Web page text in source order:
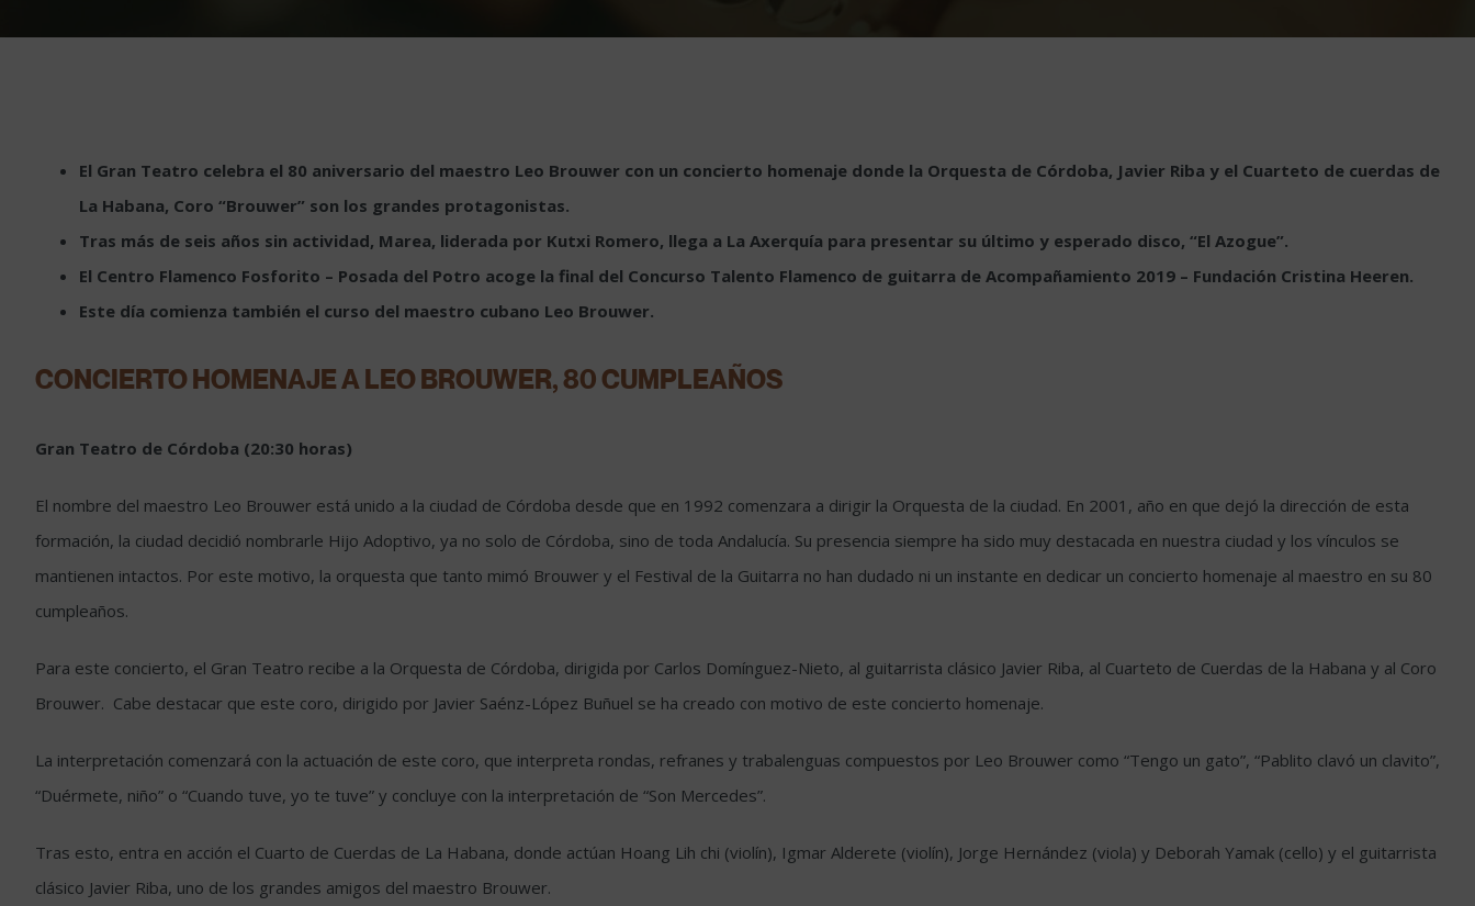
El Gran Teatro celebra el 80 aniversario del maestro Leo Brouwer con un concierto homenaje donde la Orquesta de Córdoba, Javier Riba y el Cuarteto de cuerdas de
La Habana, Coro “Brouwer” son los grandes protagonistas.
Tras más de seis años sin actividad, Marea, liderada por Kutxi Romero, llega a La Axerquía para presentar su último y esperado disco, “El Azogue”.
El Centro Flamenco Fosforito – Posada del Potro acoge la final del Concurso Talento Flamenco de guitarra de Acompañamiento 2019 – Fundación Cristina Heeren.
Este día comienza también el curso del maestro cubano Leo Brouwer.
CONCIERTO HOMENAJE A LEO BROUWER, 80 CUMPLEAÑOS
Gran Teatro de Córdoba (20:30 horas)
El nombre del maestro Leo Brouwer está unido a la ciudad de Córdoba desde que en 1992 comenzara a dirigir la Orquesta de la ciudad. En 2001, año en que dejó la dirección de esta
formación, la ciudad decidió nombrarle Hijo Adoptivo, ya no solo de Córdoba, sino de toda Andalucía. Su presencia siempre ha sido muy destacada en nuestra ciudad y los vínculos se
mantienen intactos. Por este motivo, la orquesta que tanto mimó Brouwer y el Festival de la Guitarra no han dudado ni un instante en dedicar un concierto homenaje al maestro en su 80
cumpleaños.
Para este concierto, el Gran Teatro recibe a la Orquesta de Córdoba, dirigida por Carlos Domínguez-Nieto, al guitarrista clásico Javier Riba, al Cuarteto de Cuerdas de la Habana y al Coro
Brouwer. Cabe destacar que este coro, dirigido por Javier Saénz-López Buñuel se ha creado con motivo de este concierto homenaje.
La interpretación comenzará con la actuación de este coro, que interpreta rondas, refranes y trabalenguas compuestos por Leo Brouwer como “Tengo un gato”, “Pablito clavó un clavito”,
“Duérmete, niño” o “Cuando tuve, yo te tuve” y concluye con la interpretación de “Son Mercedes”.
Tras esto, entra en acción el Cuarto de Cuerdas de La Habana, donde actúan Hoang Lih chi (violín), Igmar Alderete (violín), Jorge Hernández (viola) y Deborah Yamak (cello) y el guitarrista
clásico Javier Riba, uno de los grandes amigos del maestro Brouwer.